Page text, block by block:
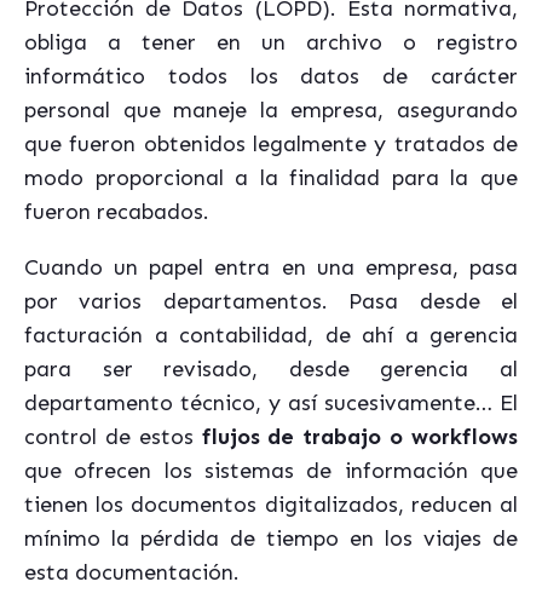
Protección de Datos (LOPD). Esta normativa,
obliga a tener en un archivo o registro
informático todos los datos de carácter
personal que maneje la empresa, asegurando
que fueron obtenidos legalmente y tratados de
modo proporcional a la finalidad para la que
fueron recabados.
Cuando un papel entra en una empresa, pasa
por varios departamentos. Pasa desde el
facturación a contabilidad, de ahí a gerencia
para ser revisado, desde gerencia al
departamento técnico, y así sucesivamente… El
control de estos flujos de trabajo o workflows
que ofrecen los sistemas de información que
tienen los documentos digitalizados, reducen al
mínimo la pérdida de tiempo en los viajes de
esta documentación.